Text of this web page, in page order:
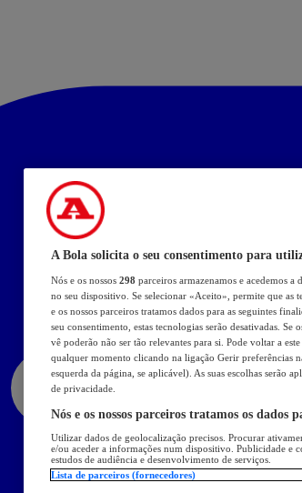
A Bola solicita o seu consentimento para
Nós e os nossos 298 parceiros armazenamos e acedemos a
no seu dispositivo. Se selecionar «Aceito», permite que as
e os nossos parceiros tratamos dados para as seguintes
seu consentimento, estas tecnologias serão desativadas.
vê poderão não ser tão relevantes para si. Pode voltar a
qualquer momento clicando na ligação Gerir preferências
esquerda da página, se aplicável). As suas escolhas serão
de privacidade.
Nós e os nossos parceiros tratamos os dados
Utilizar dados de geolocalização precisos. Procurar
e/ou aceder a informações num dispositivo. Publicidade e
estudos de audiência e desenvolvimento de serviços.
Lista de parceiros (fornecedores)